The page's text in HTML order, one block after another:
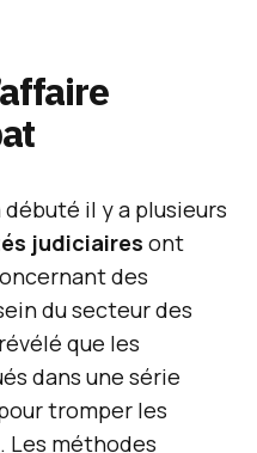
débuté il y a plusieurs
judiciaires ont
des
du secteur des
que les
dans une série
tromper les
Les méthodes